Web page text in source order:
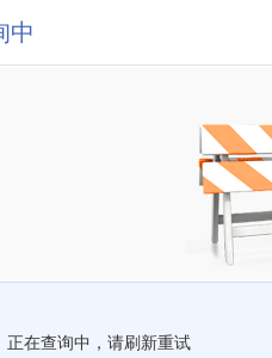
中
正在查询中，请刷新重试